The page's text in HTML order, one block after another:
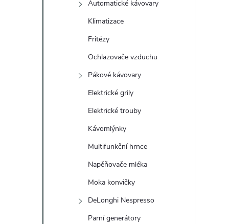
Automatické kávovary
Klimatizace
Fritézy
Ochlazovače vzduchu
Pákové kávovary
Elektrické grily
Elektrické trouby
Kávomlýnky
Multifunkční hrnce
Napěňovače mléka
Moka konvičky
DeLonghi Nespresso
Parní generátory